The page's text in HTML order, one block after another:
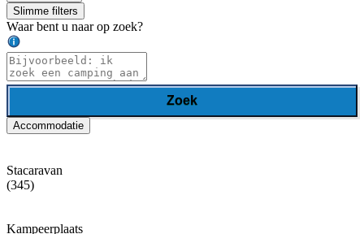
Slimme filters
Waar bent u naar op zoek?
Zoek
Accommodatie
Stacaravan
(345)
Kampeerplaats